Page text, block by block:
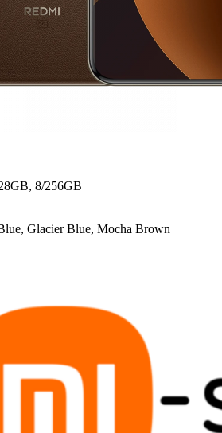
8/256GB
Glacier Blue, Mocha Brown